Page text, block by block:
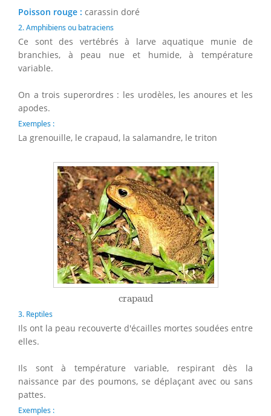
Poisson rouge : carassin doré
2. Amphibiens ou batraciens
Ce sont des vertébrés à larve aquatique munie de
branchies, à peau nue et humide, à température
variable.
On a trois superordres : les urodèles, les anoures et les
apodes.
Exemples :
La grenouille, le crapaud, la salamandre, le triton
crapaud
crapaud
3. Reptiles
Ils ont la peau recouverte d'écailles mortes soudées entre
elles.
Ils sont à température variable, respirant dès la
naissance par des poumons, se déplaçant avec ou sans
pattes.
Exemples :